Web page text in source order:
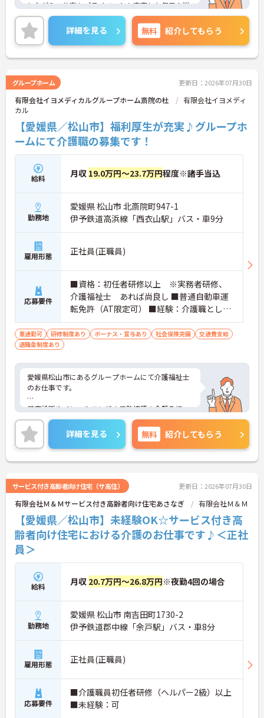
しながら、仕事もプライベートも充実した毎日を送
ることができます！
また、育児休業の取得実績や託児所がありますの
で、ライフステージに応じて長くお仕事を続けてい
くことができます♪
ご興味がある方は是非一度マイナビまでお問い合わ
詳細を見る 無料 紹介してもらう
グループホーム 更新日：2026年07月30日
有限会社イヨメディカルグループホーム斎院の杜
有限会社イヨメディ
カル
【愛媛県／松山市】福利厚生が充実♪グループホ
ームにて介護職の募集です！
給料 月収 19.0万円～23.7万円程度※諸手当込
勤務地
愛媛県 松山市 北斎院町947-1
伊予鉄道高浜線「西衣山駅」バス・車9分
雇用形態 正社員(正職員)
応募要件
■資格：初任者研修以上 ※実務者研修、
介護福祉士 あれば尚良し ■普通自動車運
転免許（AT限定可） ■経験：介護職として
実務経験（夜勤経験必須）がある方
車通勤可 研修制度あり ボーナス・賞与あり 社会保険完備
交通費支給
退職金制度あり
愛媛県松山市にあるグループホームにて介護福祉士
のお仕事です。
健康診断やインフルエンザの予防接種の全額負担、
がん検診といったように、スタッフの健康を守るた
めの制度や福利厚生が充実しています。また、マイ
カー通勤OKなので、通勤も楽々です◎
ご興味ある方には、面接対策ポイントなど、さらに
い。
詳細を見る 無料 紹介してもらう
サービス付き高齢者向け住宅（サ高住） 更新日：2026年07月30日
有限会社Ｍ＆Ｍサービス付き高齢者向け住宅あさなぎ 有限会社Ｍ＆Ｍ
【愛媛県／松山市】未経験OK☆サービス付き高
齢者向け住宅における介護のお仕事です♪＜正社
員＞
給料 月収 20.7万円～26.8万円※夜勤4回の場合
勤務地
愛媛県 松山市 南吉田町1730-2
伊予鉄道郡中線「余戸駅」バス・車8分
雇用形態 正社員(正職員)
応募要件
■介護職員初任者研修（ヘルパー2級）以上
■未経験：可